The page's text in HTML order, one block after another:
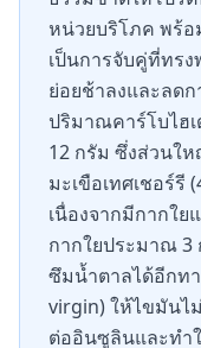
หน่วยบริโภค พร้อ
เป็นการจับคู่ที่ทรง
ย่อยช้าลงและลด
ปริมาณคาร์โบไฮ
12 กรัม ซึ่งส่วนใ
มะเขือเทศเชอร์
เนื่องจากมีกากใย
กากใยประมาณ 3
ซึมน้ำตาลได้อีกท
virgin) ให้ไขมันไ
ต่ออินซูลินและทำ